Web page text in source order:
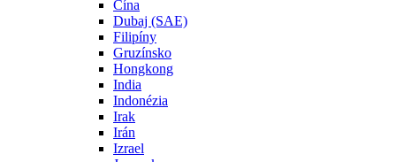
Čína
Dubaj (SAE)
Filipíny
Gruzínsko
Hongkong
India
Indonézia
Irak
Irán
Izrael